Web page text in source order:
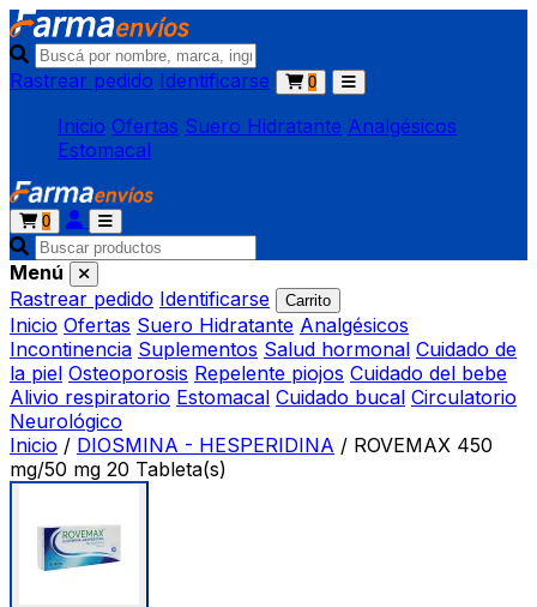
Rastrear pedido Identificarse 0
Inicio Ofertas Suero Hidratante Analgésicos
Estomacal
0
Menú
Rastrear pedido Identificarse Carrito
Inicio Ofertas Suero Hidratante Analgésicos
Incontinencia Suplementos Salud hormonal Cuidado de
la piel Osteoporosis Repelente piojos Cuidado del bebe
Alivio respiratorio Estomacal Cuidado bucal Circulatorio
Neurológico
Inicio / DIOSMINA - HESPERIDINA / ROVEMAX 450
mg/50 mg 20 Tableta(s)